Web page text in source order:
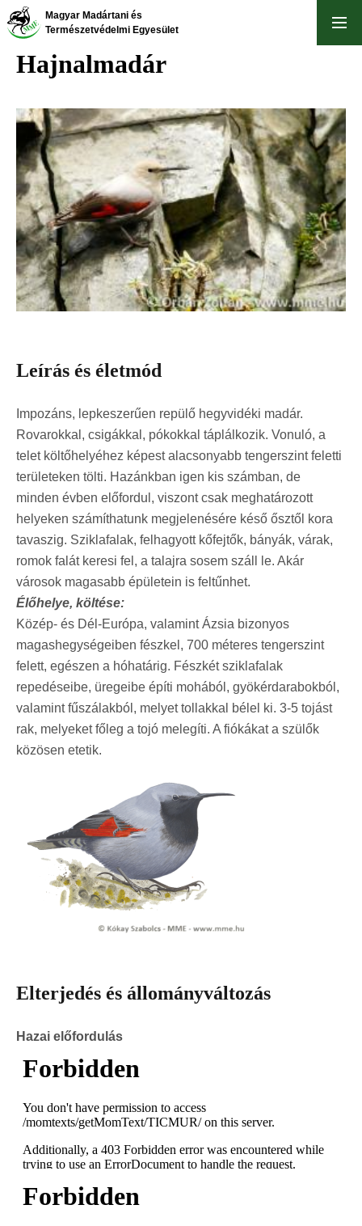
Ugrás
tartalomra
Magyar Madártani és
Természetvédelmi Egyesület
Hajnalmadár
Leírás és életmód
Impozáns, lepkeszerűen repülő hegyvidéki madár.
Rovarokkal, csigákkal, pókokkal táplálkozik. Vonuló, a
telet költőhelyéhez képest alacsonyabb tengerszint feletti
területeken tölti. Hazánkban igen kis számban, de
minden évben előfordul, viszont csak meghatározott
helyeken számíthatunk megjelenésére késő ősztől kora
tavaszig. Sziklafalak, felhagyott kőfejtők, bányák, várak,
romok falát keresi fel, a talajra sosem száll le. Akár
városok magasabb épületein is feltűnhet.
Élőhelye, költése:
Közép- és Dél-Európa, valamint Ázsia bizonyos
magashegységeiben fészkel, 700 méteres tengerszint
felett, egészen a hóhatárig. Fészkét sziklafalak
repedéseibe, üregeibe építi mohából, gyökérdarabokból,
valamint fűszálakból, melyet tollakkal bélel ki. 3-5 tojást
rak, melyeket főleg a tojó melegíti. A fiókákat a szülők
közösen etetik.
Elterjedés és állományváltozás
Hazai előfordulás